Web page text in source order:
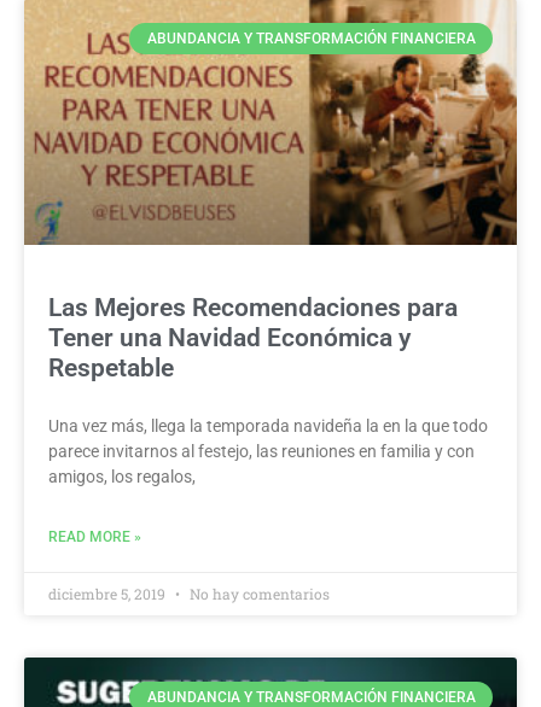
ABUNDANCIA Y TRANSFORMACIÓN FINANCIERA
Las Mejores Recomendaciones para
Tener una Navidad Económica y
Respetable
Una vez más, llega la temporada navideña la en la que todo
parece invitarnos al festejo, las reuniones en familia y con
amigos, los regalos,
READ MORE »
diciembre 5, 2019 No hay comentarios
ABUNDANCIA Y TRANSFORMACIÓN FINANCIERA